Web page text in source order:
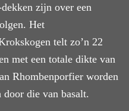
zijn over een
Het
telt zo’n 22
met een totale dikte van
Rhombenporfier worden
door die van basalt.